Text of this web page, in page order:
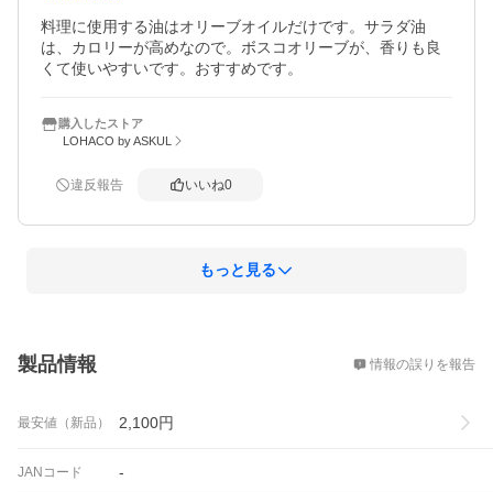
料理に使用する油はオリーブオイルだけです。サラダ油
は、カロリーが高めなので。ボスコオリーブが、香りも良
くて使いやすいです。おすすめです。
購入したストア
LOHACO by ASKUL
違反報告 いいね0
もっと見る
製品情報 情報の誤りを報告
最安値（新品） 2,100円
JANコード -